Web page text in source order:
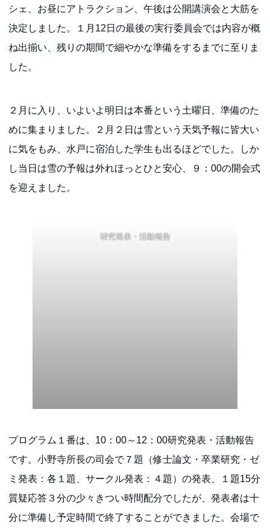
シェ、お昼にアトラクション、午後は公開講演会と大筋を
決定しました。１月12日の最後の実行委員会では内容が概
ね出揃い、残りの期間で細やかな準備をするまでに至りま
した。
２月に入り、いよいよ明日は本番という土曜日、準備のた
めに集まりました。２月２日は雪という天気予報に皆大い
に気をもみ、水戸に宿泊した学生も出るほどでした。しか
し当日は雪の予報は外れほっとひと安心、９：00の開会式
を迎えました。
研究発表・活動報告
プログラム１番は、10：00～12：00研究発表・活動報告
です。小野寺所長の司会で７題（修士論文・卒業研究・ゼ
ミ発表：各１題、サークル発表：４題）の発表、１題15分
質疑応答３分の少々きつい時間配分でしたが、発表者は十
分に準備し予定時間で終了することができました。会場で